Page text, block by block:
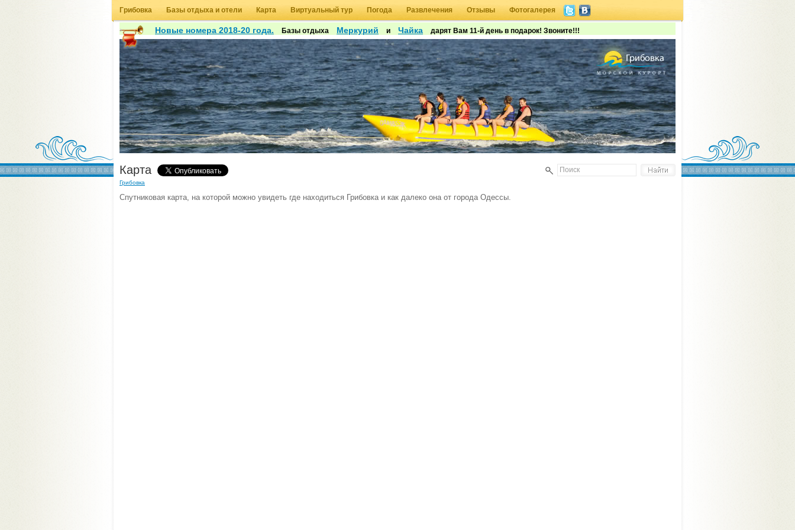
Грибовка Базы отдыха и отели Карта Виртуальный тур Погода Развлечения Отзывы Фотогалерея
Новые номера 2018-20 года. Базы отдыха Меркурий и Чайка дарят Вам 11-й день в подарок! Звоните!!!
Грибовка
Карта
Спутниковая карта, на которой можно увидеть где находиться Грибовка и как далеко она от города Одессы.